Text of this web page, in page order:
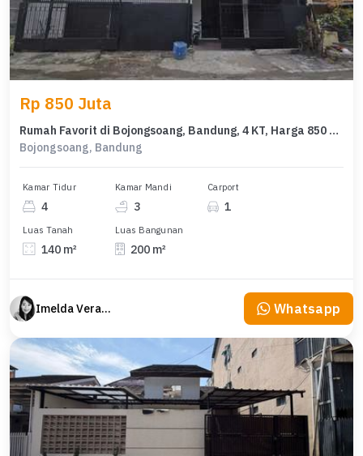
Rp 850 Juta
Rumah Favorit di Bojongsoang, Bandung, 4 KT, Harga 850 Juta
Bojongsoang, Bandung
Kamar Tidur
4
Kamar Mandi
3
Carport
1
Luas Tanah
140 m²
Luas Bangunan
200 m²
Imelda Veranika Whatsapp